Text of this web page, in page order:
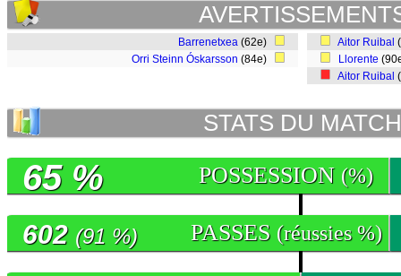
Barrenetxea (62e)
Orri Steinn Óskarsson (84e)
Aitor Ruibal
Llorente
Aitor Ruibal
STATS DU MATCH
POSSESSION (%)
65 %
PASSES (réussies %)
602 (91 %)